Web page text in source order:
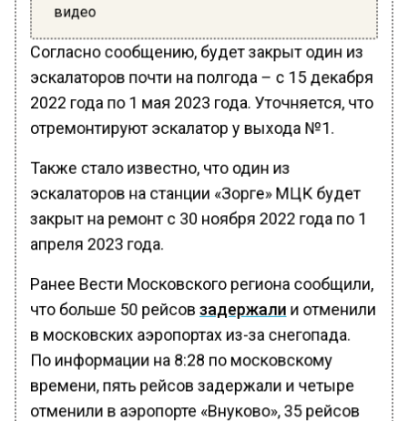
видео
Согласно сообщению, будет закрыт один из
эскалаторов почти на полгода – с 15 декабря
2022 года по 1 мая 2023 года. Уточняется, что
отремонтируют эскалатор у выхода №1.
Также стало известно, что один из
эскалаторов на станции «Зорге» МЦК будет
закрыт на ремонт с 30 ноября 2022 года по 1
апреля 2023 года.
Ранее Вести Московского региона сообщили,
что больше 50 рейсов задержали и отменили
в московских аэропортах из-за снегопада.
По информации на 8:28 по московскому
времени, пять рейсов задержали и четыре
отменили в аэропорте «Внуково», 35 рейсов